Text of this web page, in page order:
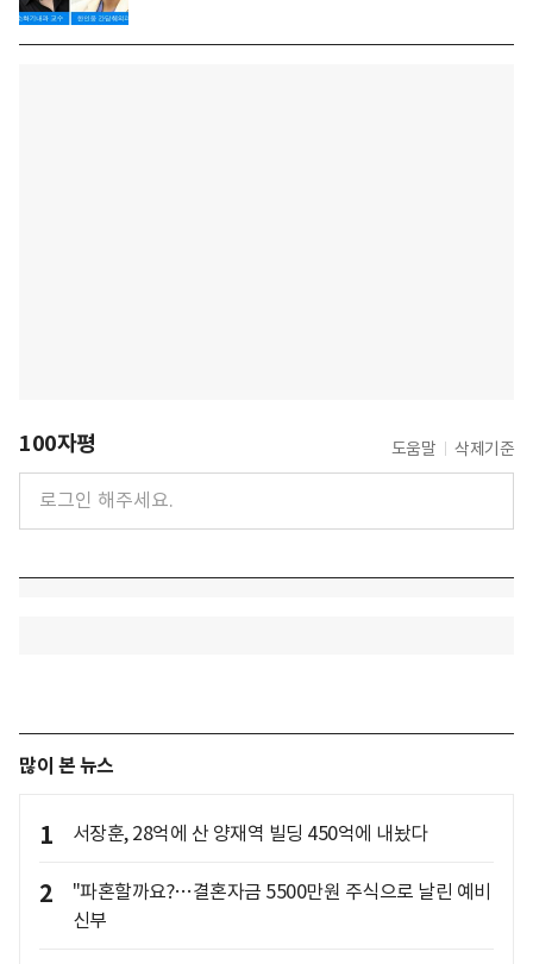
100자평 도움말 삭제기준
많이 본 뉴스
1 서장훈, 28억에 산 양재역 빌딩 450억에 내놨다
2
"파혼할까요?…결혼자금 5500만원 주식으로 날린 예비
신부